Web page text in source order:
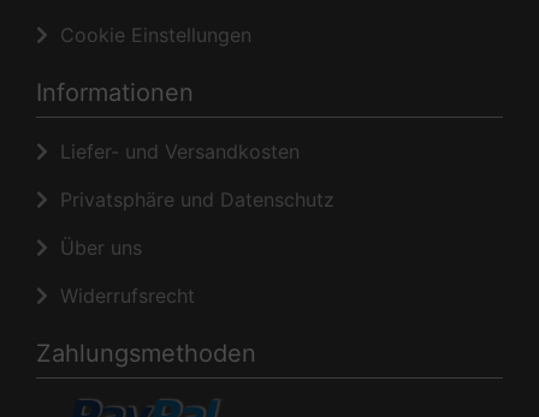
Cookie Einstellungen
Informationen
Liefer- und Versandkosten
Privatsphäre und Datenschutz
Über uns
Widerrufsrecht
Zahlungsmethoden